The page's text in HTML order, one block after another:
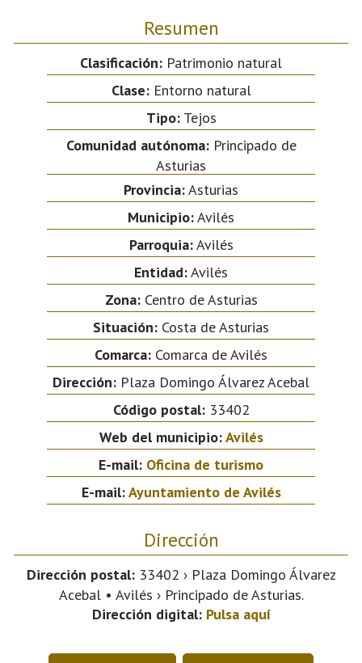
Resumen
Clasificación: Patrimonio natural
Clase:Entorno natural
Tipo:Tejos
Comunidad autónoma:Principado de
Asturias
Provincia:Asturias
Municipio:Avilés
Parroquia:Avilés
Entidad:Avilés
Zona:Centro de Asturias
Situación: Costa de Asturias
Comarca: Comarca de Avilés
Dirección: Plaza Domingo Álvarez Acebal
Código postal:33402
Web del municipio:Avilés
E-mail: Oficina de turismo
E-mail:Ayuntamiento de Avilés
Dirección
Dirección postal:33402 › Plaza Domingo Álvarez
Acebal • Avilés › Principado de Asturias.
Dirección digital: Pulsa aquí